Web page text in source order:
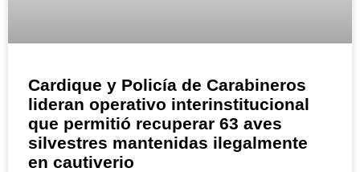
Cardique y Policía de Carabineros
lideran operativo interinstitucional
que permitió recuperar 63 aves
silvestres mantenidas ilegalmente
en cautiverio